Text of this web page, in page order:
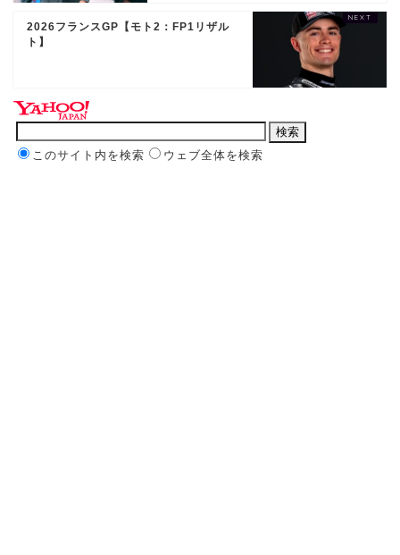
2026フランスGP【モト2：FP1リザル
ト】
このサイト内を検索 ウェブ全体を検索